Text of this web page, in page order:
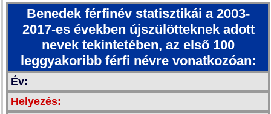
Benedek férfinév statisztikái a 2003-
2017-es években újszülötteknek adott
nevek tekintetében, az első 100
leggyakoribb férfi névre vonatkozóan:
Év:
Helyezés: